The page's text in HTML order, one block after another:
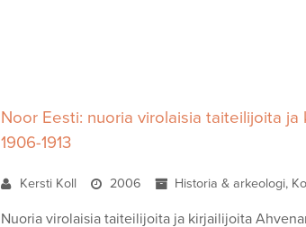
Noor Eesti: nuoria virolaisia taiteilijoita ja
1906-1913
Kersti Koll 2006 Historia & arkeologi,
Nuoria virolaisia taiteilijoita ja kirjailijoita